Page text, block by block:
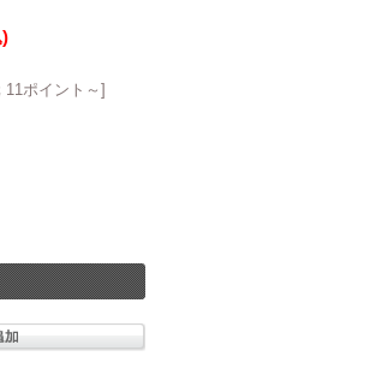
11ポイント～]